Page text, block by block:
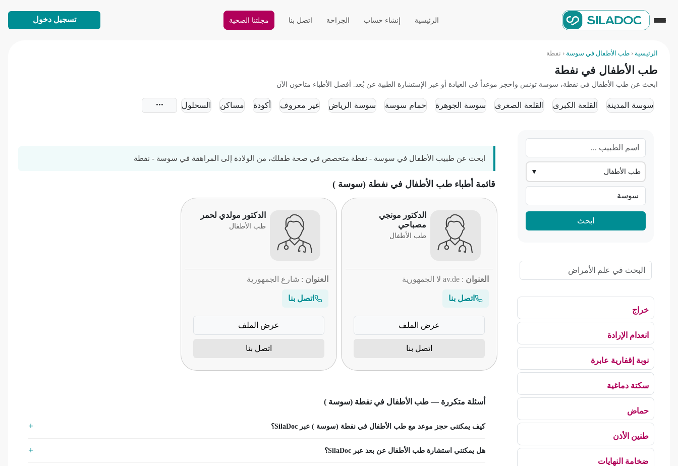
الرئيسية إنشاء حساب الجراحة اتصل بنا مجلتنا الصحية تسجيل دخول
الرئيسية ‹ طب الأطفال في سوسة ‹ نفطة
طب الأطفال في نفطة
ابحث عن طب الأطفال في نفطة، سوسة تونس واحجز موعداً في العيادة أو عبر الإستشارة الطبية عن بُعد. أفضل الأطباء متاحون الآن
سوسة المدينة القلعة الكبرى القلعة الصغرى سوسة الجوهرة حمام سوسة سوسة الرياض غير معروف أكودة مساكن السحلول
طب الأطفال ▼
ابحث
خراج
انعدام الإرادة
نوبة إقفارية عابرة
سكتة دماغية
حماض
طنين الأذن
ضخامة النهايات
ابحث عن طبيب الأطفال في سوسة - نفطة متخصص في صحة طفلك، من الولادة إلى المراهقة في سوسة - نفطة
قائمة أطباء طب الأطفال في نفطة (سوسة )
الدكتور مونجي
مصباحي
طب الأطفال
العنوان : av.de لا الجمهورية
اتصل بنا
عرض الملف
اتصل بنا
الدكتور مولدي لحمر
طب الأطفال
العنوان : شارع الجمهورية
اتصل بنا
عرض الملف
اتصل بنا
أسئلة متكررة — طب الأطفال في نفطة (سوسة )
كيف يمكنني حجز موعد مع طب الأطفال في نفطة (سوسة ) عبر SilaDoc؟
هل يمكنني استشارة طب الأطفال عن بعد عبر SilaDoc؟